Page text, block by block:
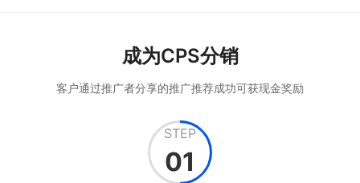
成为CPS分销
客户通过推广者分享的推广推荐成功可获现金奖励
STEP
01